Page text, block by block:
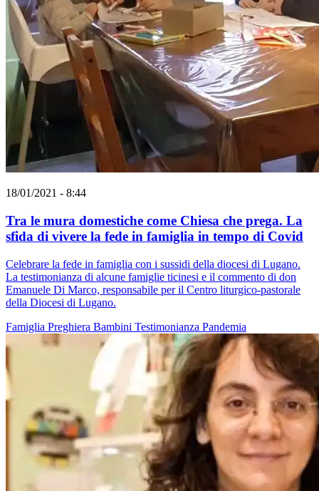
18/01/2021 - 8:44
Tra le mura domestiche come Chiesa che prega. La
sfida di vivere la fede in famiglia in tempo di Covid
Celebrare la fede in famiglia con i sussidi della diocesi di Lugano.
La testimonianza di alcune famiglie ticinesi e il commento di don
Emanuele Di Marco, responsabile per il Centro liturgico-pastorale
della Diocesi di Lugano.
Famiglia Preghiera Bambini Testimonianza Pandemia